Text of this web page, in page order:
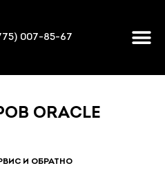
007-85-67
ORACLE
И ОБРАТНО